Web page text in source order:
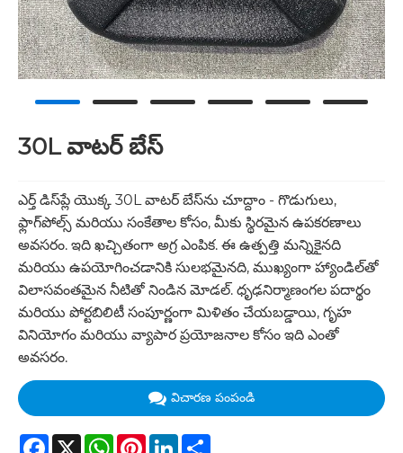
30L వాటర్ బేస్
ఎర్త్ డిస్‌ప్లే యొక్క 30L వాటర్ బేస్‌ను చూద్దాం - గొడుగులు,
ఫ్లాగ్‌పోల్స్ మరియు సంకేతాల కోసం, మీకు స్థిరమైన ఉపకరణాలు
అవసరం. ఇది ఖచ్చితంగా అగ్ర ఎంపిక. ఈ ఉత్పత్తి మన్నికైనది
మరియు ఉపయోగించడానికి సులభమైనది, ముఖ్యంగా హ్యాండిల్‌తో
విలాసవంతమైన నీటితో నిండిన మోడల్. ధృఢనిర్మాణంగల పదార్థం
మరియు పోర్టబిలిటీ సంపూర్ణంగా మిళితం చేయబడ్డాయి, గృహ
వినియోగం మరియు వ్యాపార ప్రయోజనాల కోసం ఇది ఎంతో
అవసరం.
విచారణ పంపండి
Facebook
X WhatsApp
Pinterest
LinkedIn